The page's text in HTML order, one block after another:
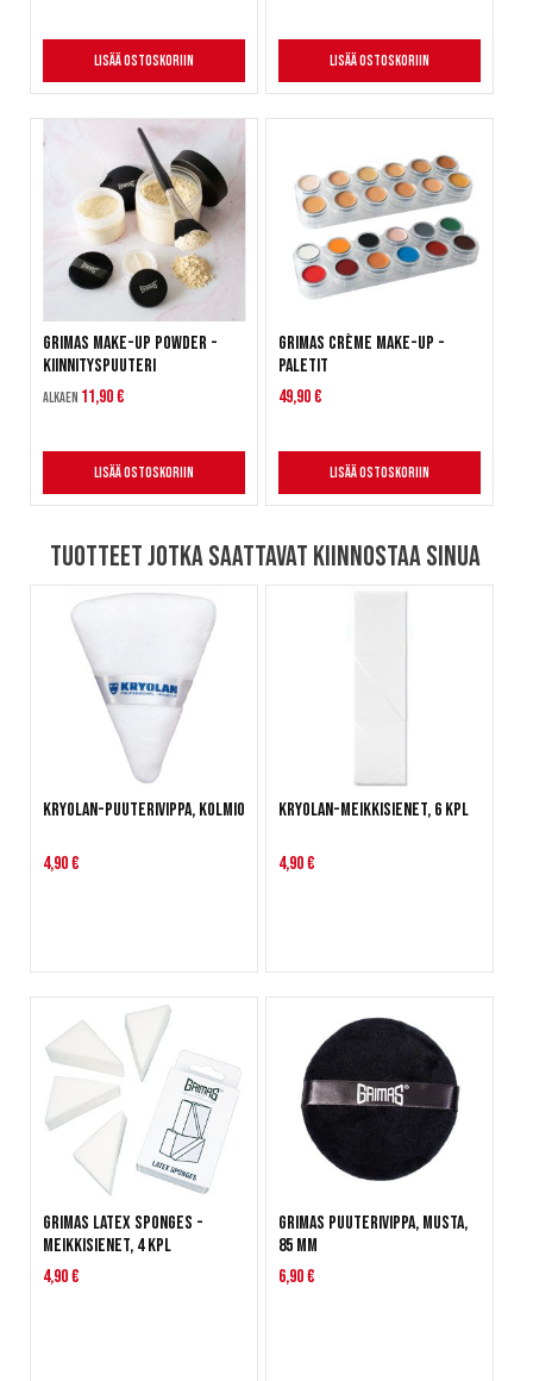
Lisää ostoskoriin Lisää ostoskoriin
Grimas Make-Up Powder -
Kiinnityspuuteri
Alkaen 11,90 €
Lisää ostoskoriin
Grimas Crème Make-Up -
paletit
49,90 €
Lisää ostoskoriin
Tuotteet jotka saattavat kiinnostaa sinua
Kryolan-puuterivippa, kolmio
4,90 €
Kryolan-meikkisienet, 6 kpl
4,90 €
Grimas Latex sponges -
meikkisienet, 4 kpl
4,90 €
Grimas Puuterivippa, musta,
85 mm
6,90 €